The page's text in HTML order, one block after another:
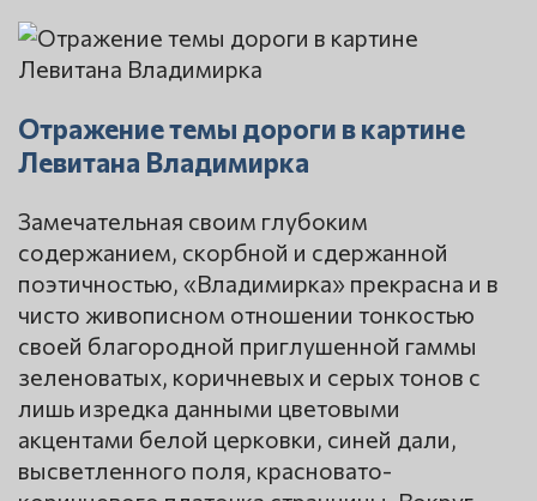
Отражение темы дороги в картине
Левитана Владимирка
Замечательная своим глубоким
содержанием, скорбной и сдержанной
поэтичностью, «Владимирка» прекрасна и в
чисто живописном отношении тонкостью
своей благородной приглушенной гаммы
зеленоватых, коричневых и серых тонов с
лишь изредка данными цветовыми
акцентами белой церковки, синей дали,
высветленного поля, красновато-